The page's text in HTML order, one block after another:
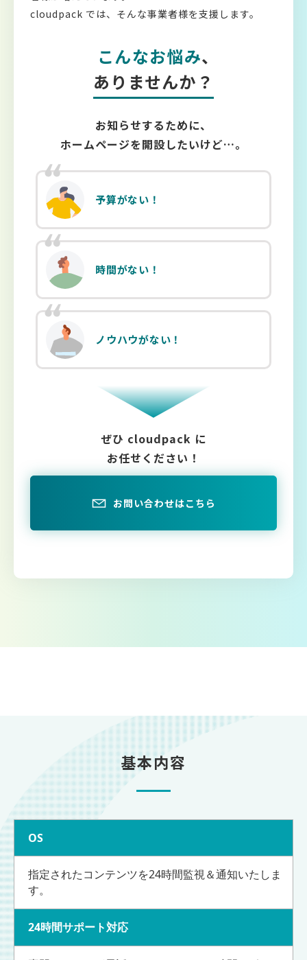
cloudpack では、そんな事業者様を支援します。
こんなお悩み、
ありませんか？
お知らせするために、
ホームページを開設したいけど…。
予算がない！
時間がない！
ノウハウがない！
ぜひ cloudpack に
お任せください！
お問い合わせはこちら
基本内容
OS
指定されたコンテンツを24時間監視＆通知いたしま
す。
24時間サポート対応